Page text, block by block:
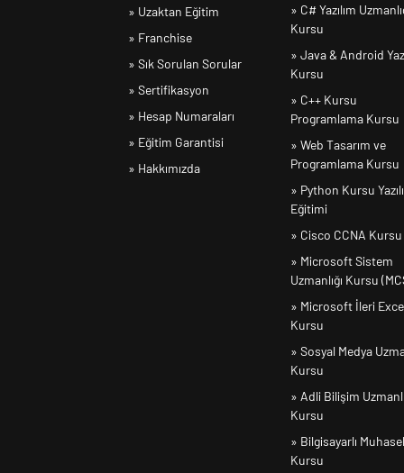
» Uzaktan Eğitim
» Franchise
» Sık Sorulan Sorular
» Sertifikasyon
» Hesap Numaraları
» Eğitim Garantisi
» Hakkımızda
» C# Yazılım
Kursu
» Java & Android
Kursu
» C++ Kursu
Programlama Kursu
» Web Tasarım ve
Programlama Kursu
» Python Kursu
Eğitimi
» Cisco CCNA Kursu
» Microsoft Sistem
Uzmanlığı Kursu
» Microsoft İleri
Kursu
» Sosyal Medya
Kursu
» Adli Bilişim
Kursu
» Bilgisayarlı
Kursu